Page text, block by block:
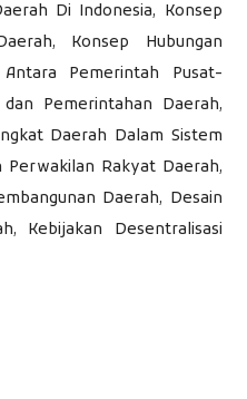
Di Indonesia, Konsep
Konsep Hubungan
Pemerintah Pusat-
Pemerintahan Daerah,
Daerah Dalam Sistem
Perwakilan Rakyat Daerah,
Daerah, Desain
Kebijakan Desentralisasi